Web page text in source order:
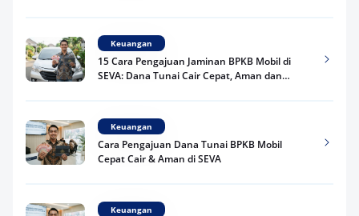
Keuangan
15 Cara Pengajuan Jaminan BPKB Mobil di
SEVA: Dana Tunai Cair Cepat, Aman dan
Keuangan
Cara Pengajuan Dana Tunai BPKB Mobil
Cepat Cair & Aman di SEVA
Keuangan